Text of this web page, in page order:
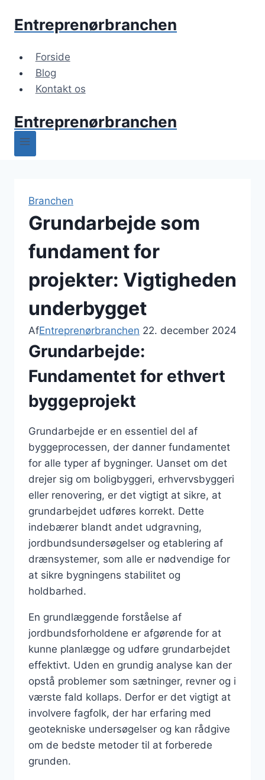
Entreprenørbranchen
Forside
Blog
Kontakt os
Entreprenørbranchen
Branchen
Grundarbejde som
fundament for
projekter: Vigtigheden
underbygget
AfEntreprenørbranchen 22. december 2024
Grundarbejde:
Fundamentet for ethvert
byggeprojekt
Grundarbejde er en essentiel del af
byggeprocessen, der danner fundamentet
for alle typer af bygninger. Uanset om det
drejer sig om boligbyggeri, erhvervsbyggeri
eller renovering, er det vigtigt at sikre, at
grundarbejdet udføres korrekt. Dette
indebærer blandt andet udgravning,
jordbundsundersøgelser og etablering af
drænsystemer, som alle er nødvendige for
at sikre bygningens stabilitet og
holdbarhed.
En grundlæggende forståelse af
jordbundsforholdene er afgørende for at
kunne planlægge og udføre grundarbejdet
effektivt. Uden en grundig analyse kan der
opstå problemer som sætninger, revner og i
værste fald kollaps. Derfor er det vigtigt at
involvere fagfolk, der har erfaring med
geotekniske undersøgelser og kan rådgive
om de bedste metoder til at forberede
grunden.